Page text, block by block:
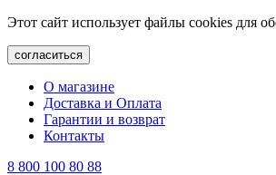
Этот сайт использует файлы cookies для
согласиться
О магазине
Доставка и Оплата
Гарантии и возврат
Контакты
8 800 100 80 88